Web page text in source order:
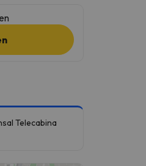
Telecabina